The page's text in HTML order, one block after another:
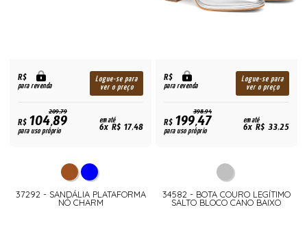
R$
para revenda
Logue-se para
ver o preço
209,79
R$104,89
para uso próprio
em até
6x R$ 17,48
37292 - SANDÁLIA PLATAFORMA
NÓ CHARM
R$
para revenda
Logue-se para
ver o preço
398,94
R$199,47
para uso próprio
em até
6x R$ 33,25
34582 - BOTA COURO LEGÍTIMO
SALTO BLOCO CANO BAIXO